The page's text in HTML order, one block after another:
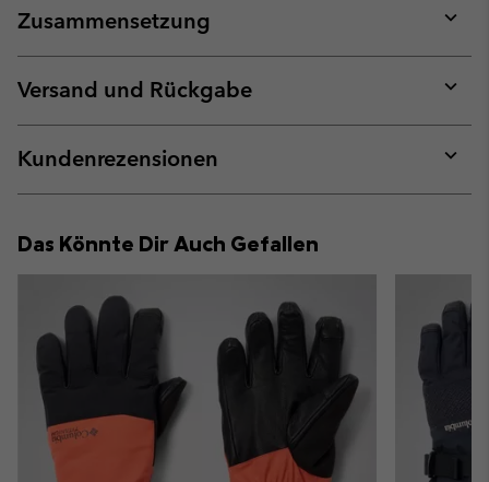
Zusammensetzung
or
Versand und Rückgabe
or
Kundenrezensionen
or
Das Könnte Dir Auch Gefallen